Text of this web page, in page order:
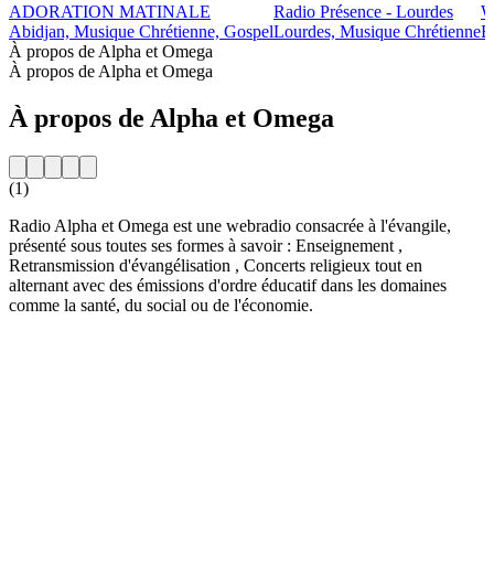
ADORATION MATINALE
Abidjan, Musique Chrétienne, Gospel
Radio Présence - Lourdes
Lourdes, Musique Chrétienne
À propos de Alpha et Omega
À propos de Alpha et Omega
À propos de Alpha et Omega
(1)
Radio Alpha et Omega est une webradio consacrée à l'évangile,
présenté sous toutes ses formes à savoir : Enseignement ,
Retransmission d'évangélisation , Concerts religieux tout en
alternant avec des émissions d'ordre éducatif dans les domaines
comme la santé, du social ou de l'économie.